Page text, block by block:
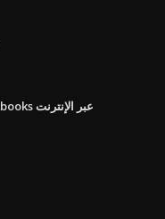
كيفية التحقق من الحساب المصرفي في quickbooks عبر الإنترنت